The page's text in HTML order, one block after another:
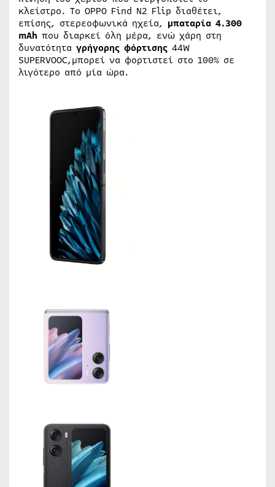
κλείστρο. To OPPO Find N2 Flip διαθέτει,
επίσης, στερεοφωνικά ηχεία, μπαταρία 4.300
mAh που διαρκεί όλη μέρα, ενώ χάρη στη
δυνατότητα γρήγορης φόρτισης 44W
SUPERVOOC,μπορεί να φορτιστεί στο 100% σε
λιγότερο από μία ώρα.